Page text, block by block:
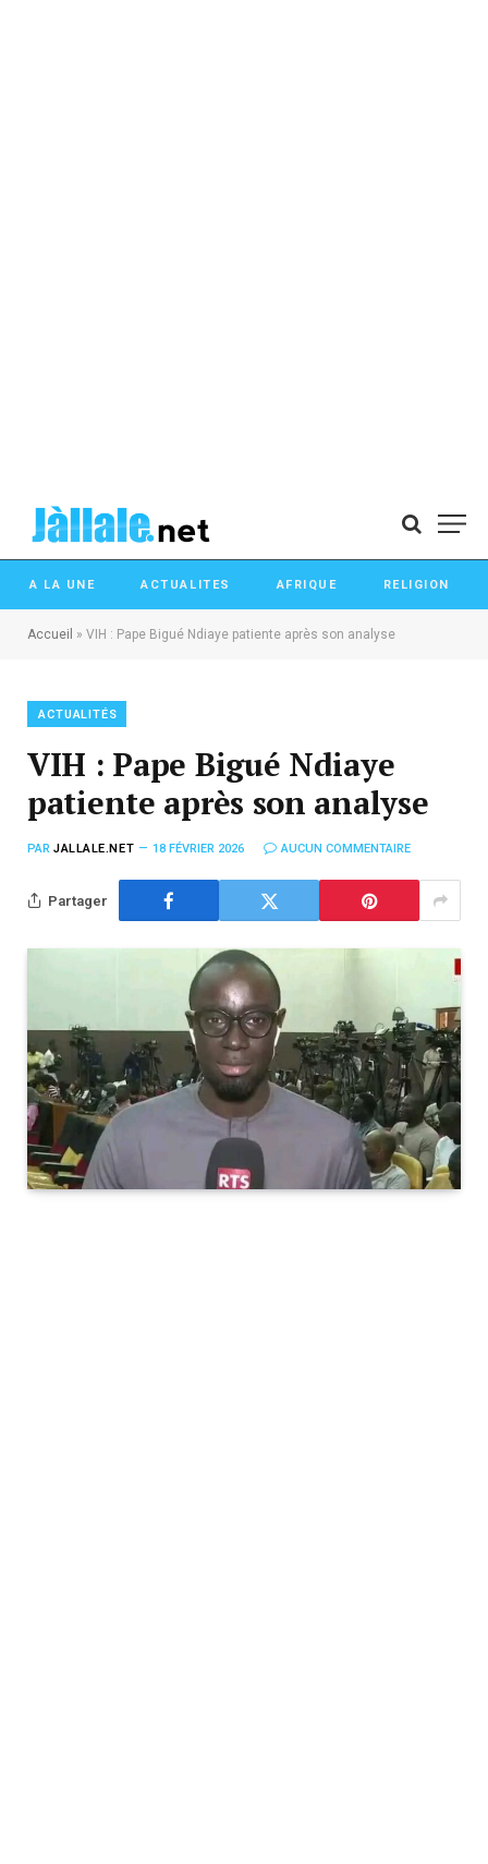
A LA UNE ACTUALITES AFRIQUE RELIGION
Accueil » VIH : Pape Bigué Ndiaye patiente après son analyse
ACTUALITÉS
VIH : Pape Bigué Ndiaye
patiente après son analyse
PAR JALLALE.NET 18 FÉVRIER 2026 AUCUN COMMENTAIRE
Partager